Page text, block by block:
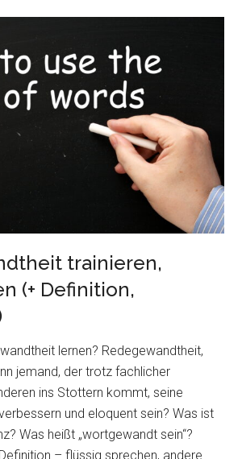
trainieren,
(+ Definition,
lernen? Redegewandtheit,
jemand, der trotz fachlicher
ins Stottern kommt, seine
und eloquent sein? Was ist
Was heißt „wortgewandt sein“?
– flüssig sprechen, andere